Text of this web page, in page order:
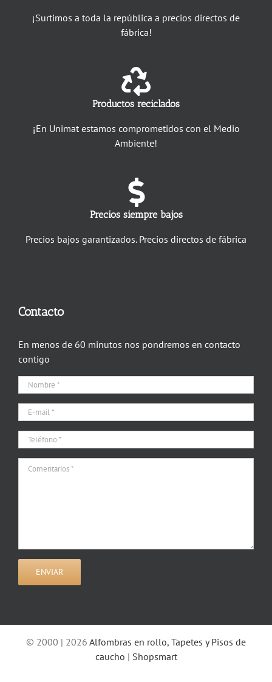
¡Surtimos a toda la república a precios directos de
fábrica!
Productos reciclados
¡En Unimat estamos comprometidos con el Medio
Ambiente!
Precios siempre bajos
Precios bajos garantizados. Precios directos de fábrica
Contacto
En menos de 60 minutos nos pondremos en contacto
contigo
© 2000 | 2026 Alfombras en rollo, Tapetes y Pisos de
caucho | Shopsmart